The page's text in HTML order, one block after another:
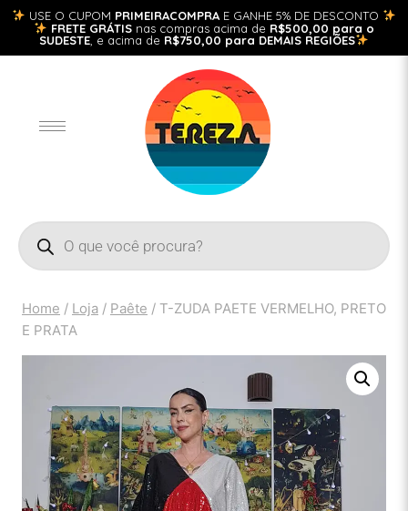
USE O CUPOM PRIMEIRACOMPRA E GANHE 5% DE DESCONTO
FRETE GRÁTISnas compras acima de R$500,00 para o
SUDESTE , e acima de R$750,00 para DEMAIS REGIÕES
Home / Loja / Paête / T-ZUDA PAETE VERMELHO, PRETO
E PRATA